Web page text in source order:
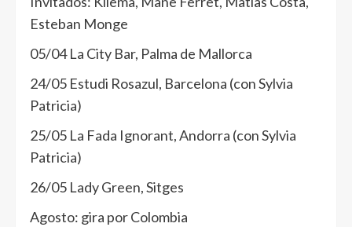
Esteban Monge
05/04 La City Bar, Palma de Mallorca
24/05 Estudi Rosazul, Barcelona (con Sylvia
Patricia)
25/05 La Fada Ignorant, Andorra (con Sylvia
Patricia)
26/05 Lady Green, Sitges
Agosto: gira por Colombia